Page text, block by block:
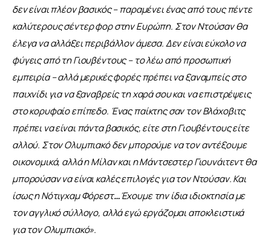
δεν είναι πλέον βασικός – παραμένει ένας από τους πέντε
καλύτερους σέντερ φορ στην Ευρώπη. Στον Ντούσαν θα
έλεγα να αλλάξει περιβάλλον άμεσα. Δεν είναι εύκολο να
φύγεις από τη Γιουβέντους – το λέω από προσωπική
εμπειρία – αλλά μερικές φορές πρέπει να ξαναμπείς στο
παιχνίδι για να ξαναβρείς τη χαρά σου και να επιστρέψεις
στο κορυφαίο επίπεδο. Ένας παίκτης σαν τον Βλάχοβιτς
πρέπει να είναι πάντα βασικός, είτε στη Γιουβέντους είτε
αλλού. Στον Ολυμπιακό δεν μπορούμε να τον αντέξουμε
οικονομικά, αλλά η Μίλαν και η Μάντσεστερ Γιουνάιτεντ θα
μπορούσαν να είναι καλές επιλογές για τον Ντούσαν. Και
ίσως η Νότιγχαμ Φόρεστ…Έχουμε την ίδια ιδιοκτησία με
τον αγγλικό σύλλογο, αλλά εγώ εργάζομαι αποκλειστικά
για τον Ολυμπιακό».